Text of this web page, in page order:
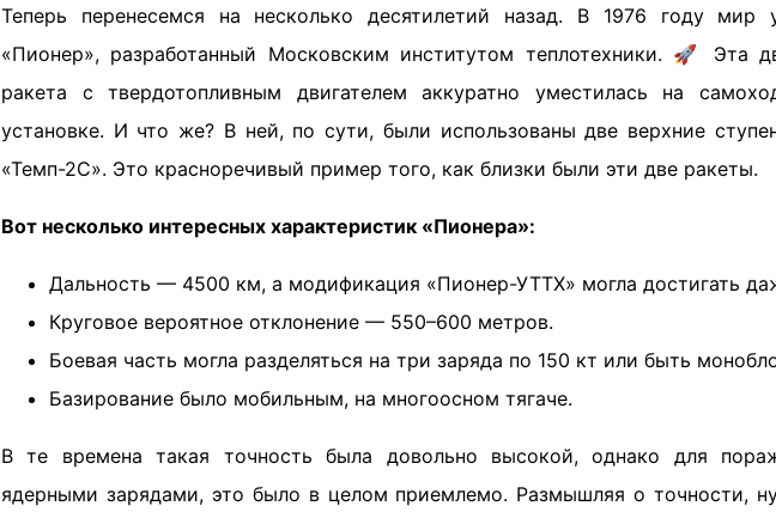
Теперь перенесемся на несколько десятилетий назад. В 1976 году мир
«Пионер», разработанный Московским институтом теплотехники. 🚀 Эта
ракета с твердотопливным двигателем аккуратно уместилась на
установке. И что же? В ней, по сути, были использованы две верхние
«Темп-2С». Это красноречивый пример того, как близки были эти две ракеты.
Вот несколько интересных характеристик «Пионера»:
Дальность — 4500 км, а модификация «Пионер-УТТХ» могла достигать
Круговое вероятное отклонение — 550–600 метров.
Боевая часть могла разделяться на три заряда по 150 кт или быть
Базирование было мобильным, на многоосном тягаче.
В те времена такая точность была довольно высокой, однако для
ядерными зарядами, это было в целом приемлемо. Размышляя о точности,